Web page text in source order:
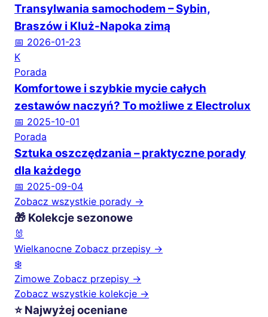
Transylwania samochodem – Sybin,
Braszów i Kluż-Napoka zimą
📅 2026-01-23
K
Porada
Komfortowe i szybkie mycie całych
zestawów naczyń? To możliwe z Electrolux
📅 2025-10-01
Porada
Sztuka oszczędzania – praktyczne porady
dla każdego
📅 2025-09-04
Zobacz wszystkie porady →
🎁 Kolekcje sezonowe
🐰
Wielkanocne Zobacz przepisy →
❄️
Zimowe Zobacz przepisy →
Zobacz wszystkie kolekcje →
⭐ Najwyżej oceniane